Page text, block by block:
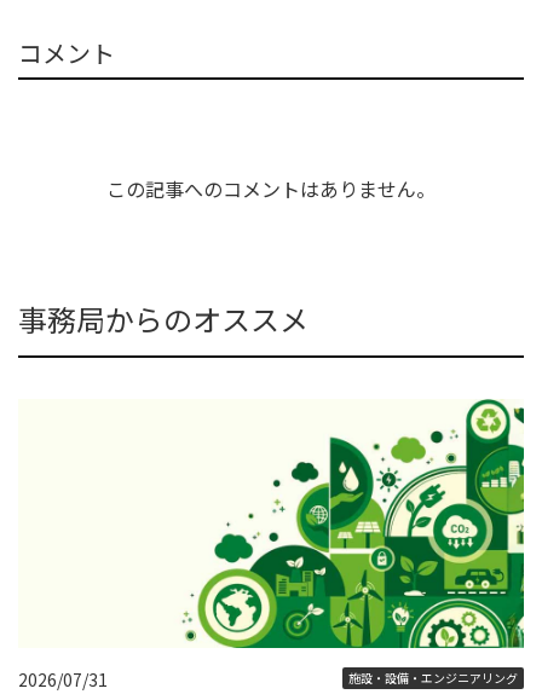
コメント
この記事へのコメントはありません。
事務局からのオススメ
2026/07/31 施設・設備・エンジニアリング